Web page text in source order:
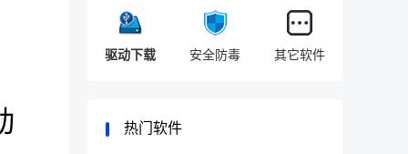
驱动下载 安全防毒 其它软件
热门软件